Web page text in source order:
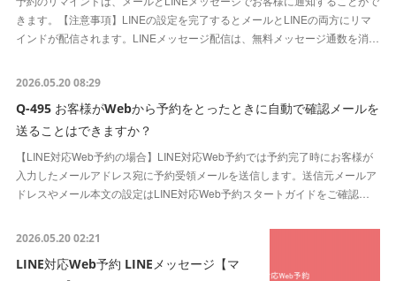
きます。【注意事項】LINEの設定を完了するとメールとLINEの両方にリマ
インドが配信されます。LINEメッセージ配信は、無料メッセージ通数を消…
2026.05.20 08:29
Q-495 お客様がWebから予約をとったときに自動で確認メールを
送ることはできますか？
【LINE対応Web予約の場合】LINE対応Web予約では予約完了時にお客様が
入力したメールアドレス宛に予約受領メールを送信します。送信元メールア
ドレスやメール本文の設定はLINE対応Web予約スタートガイドをご確認…
2026.05.20 02:21
LINE対応Web予約 LINEメッセージ【マ